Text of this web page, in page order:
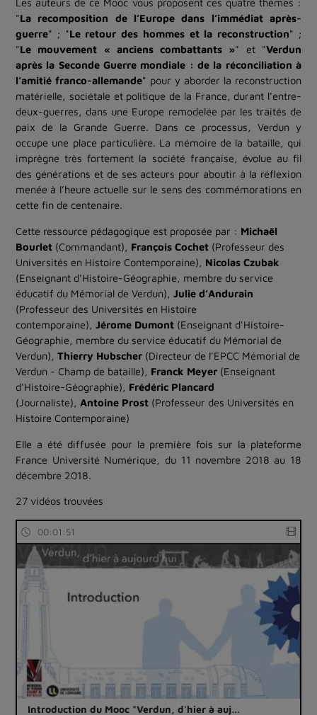
Les auteurs de ce Mooc vous proposent ces quatre thèmes :
"La recomposition de l’Europe dans l’immédiat après-
guerre" ; "Le retour des hommes et la reconstruction" ;
"Le mouvement « anciens combattants »" et "Verdun
après la Seconde Guerre mondiale : de la réconciliation à
l’amitié franco-allemande" pour y aborder la reconstruction
matérielle, sociétale et politique de la France, durant l’entre-
deux-guerres, dans une Europe remodelée par les traités de
paix de la Grande Guerre. Dans ce processus, Verdun y
occupe une place particulière. La mémoire de la bataille, qui
imprègne très fortement la société française, évolue au fil
des générations et de ses acteurs pour aboutir à la réflexion
menée à l’heure actuelle sur le sens des commémorations en
cette fin de centenaire.
Cette ressource pédagogique est proposée par : Michaël
Bourlet (Commandant), François Cochet (Professeur des
Universités en Histoire Contemporaine), Nicolas Czubak
(Enseignant d'Histoire-Géographie, membre du service
éducatif du Mémorial de Verdun), Julie d’Andurain
(Professeur des Universités en Histoire
contemporaine), Jérome Dumont (Enseignant d'Histoire-
Géographie, membre du service éducatif du Mémorial de
Verdun), Thierry Hubscher (Directeur de l'EPCC Mémorial de
Verdun - Champ de bataille), Franck Meyer (Enseignant
d'Histoire-Géographie), Frédéric Plancard
(Journaliste), Antoine Prost (Professeur des Universités en
Histoire Contemporaine)
Elle a été diffusée pour la première fois sur la plateforme
France Université Numérique, du 11 novembre 2018 au 18
décembre 2018.
27 vidéos trouvées
00:01:51
Introduction du Mooc "Verdun, d'hier à auj…